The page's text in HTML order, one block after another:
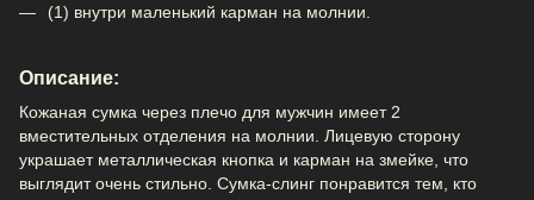
(1) внутри маленький карман на молнии.
Описание:
Кожаная сумка через плечо для мужчин имеет 2
вместительных отделения на молнии. Лицевую сторону
украшает металлическая кнопка и карман на змейке, что
выглядит очень стильно. Сумка-слинг понравится тем, кто